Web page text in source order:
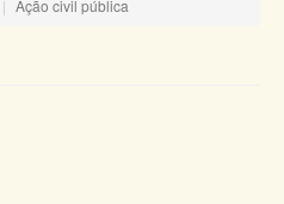
Ação civil pública